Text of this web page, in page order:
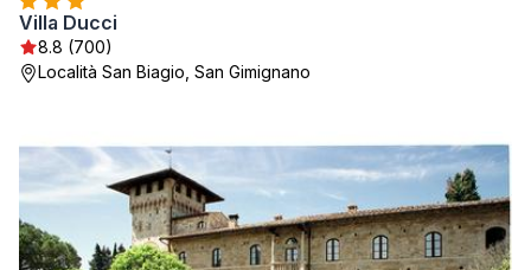
Villa Ducci
8.8 (700)
Località San Biagio, San Gimignano